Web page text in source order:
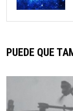
PUEDE QUE